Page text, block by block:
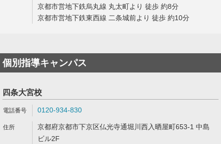
京都市営地下鉄烏丸線 丸太町より 徒歩 約8分
京都市営地下鉄東西線 二条城前より 徒歩 約10分
個別指導キャンパス
四条大宮校
0120-934-830
京都府京都市下京区仏光寺通堀川西入晒屋町653-1 中島
ビル2F